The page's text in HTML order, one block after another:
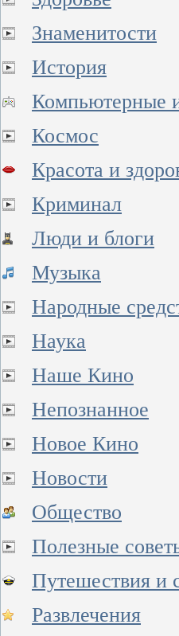
Знаменитости
История
Компьютерные
Космос
Красота и
Криминал
Люди и блоги
Музыка
Народные
Наука
Наше Кино
Непознанное
Новое Кино
Новости
Общество
Полезные
Путешествия и
Развлечения